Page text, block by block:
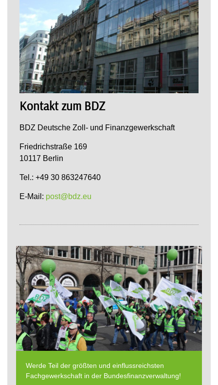
Kontakt zum BDZ
BDZ Deutsche Zoll- und Finanzgewerkschaft
Friedrichstraße 169
10117 Berlin
Tel.: +49 30 863247640
E-Mail: post@bdz.eu
Werde Teil der größten und einflussreichsten
Fachgewerkschaft in der Bundesfinanzverwaltung!